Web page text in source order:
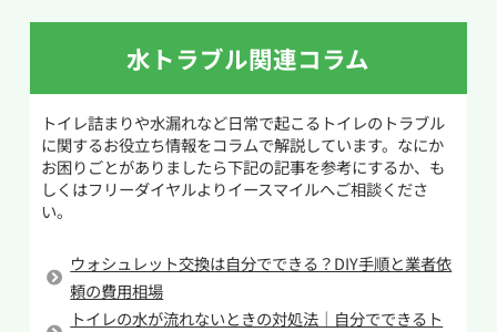
ーします。その上からトイレットペーパーをかぶ
せ、さらにクエン酸水をかけてパックのように
浸透させます。30分ほど放置したあと水を流し、
トイレブラシでこすって汚れを落とします。頑固
な尿石の場合は、同じ手順を数回繰り返すと効
果的です。
尿石は放置すると落としにくくなるだけでな
めに掃除を行い、尿石を溜めないことが清潔な
トイレを保つポイントです。
気圧変化によるサイホン現象などで封水が引か
れ、水位が下がってしまうケースが考えられま
す。また、排水路に残った紙が水を吸収して水位
が下がる「毛細管現象」が起こることもありま
す。タンク内部の故障（給水バルブや浮き球の不
具合など）で給水量が不足し、水がいつもより
間トイレを使わない間に水が蒸発して水位が低下
する場合もあります。
水トラブル関連コラム
トイレ詰まりや水漏れなど日常で起こるトイレのトラブル
に関するお役立ち情報をコラムで解説しています。なにか
お困りごとがありましたら下記の記事を参考にするか、も
しくはフリーダイヤルよりイースマイルへご相談くださ
い。
ウォシュレット交換は自分でできる？DIY手順と業者依
頼の費用相場
トイレの水が流れないときの対処法｜自分でできるト